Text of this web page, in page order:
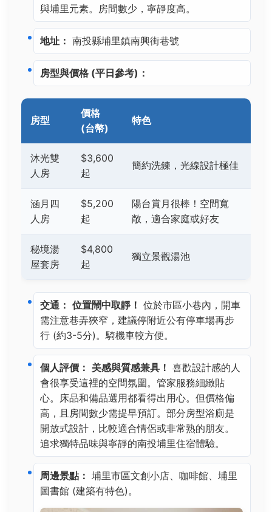
與埔里元素。房間數少，寧靜度高。
地址： 南投縣埔里鎮南興街巷號
房型與價格 (平日參考)：
房型
價格
(台幣)
特色
沐光雙
人房
$3,600
起
簡約洗鍊，光線設計極佳
涵月四
人房
$5,200
起
陽台賞月很棒！空間寬
敞，適合家庭或好友
秘境湯
屋套房
$4,800
起
獨立景觀湯池
交通： 位置鬧中取靜！ 位於市區小巷內，開車
需注意巷弄狹窄，建議停附近公有停車場再步
行 (約3-5分)。騎機車較方便。
個人評價： 美感與質感兼具！ 喜歡設計感的人
會很享受這裡的空間氛圍。管家服務細緻貼
心。床品和備品選用都看得出用心。但價格偏
高，且房間數少需提早預訂。部分房型浴廁是
開放式設計，比較適合情侶或非常熟的朋友。
追求獨特品味與寧靜的南投埔里住宿體驗。
周邊景點： 埔里市區文創小店、咖啡館、埔里
圖書館 (建築有特色)。